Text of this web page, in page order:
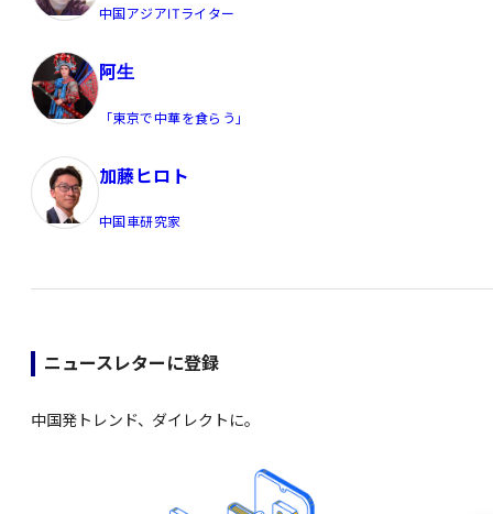
中国アジアITライター
阿生
「東京で中華を食らう」
加藤ヒロト
中国車研究家
ニュースレターに登録
中国発トレンド、ダイレクトに。